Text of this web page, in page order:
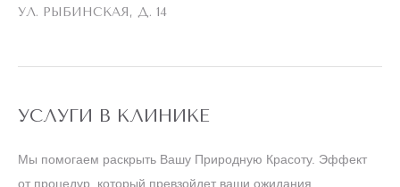
УЛ. РЫБИНСКАЯ, Д. 14
УСЛУГИ В КЛИНИКЕ
Мы помогаем раскрыть Вашу Природную Красоту. Эффект
от процедур, который превзойдет ваши ожидания.